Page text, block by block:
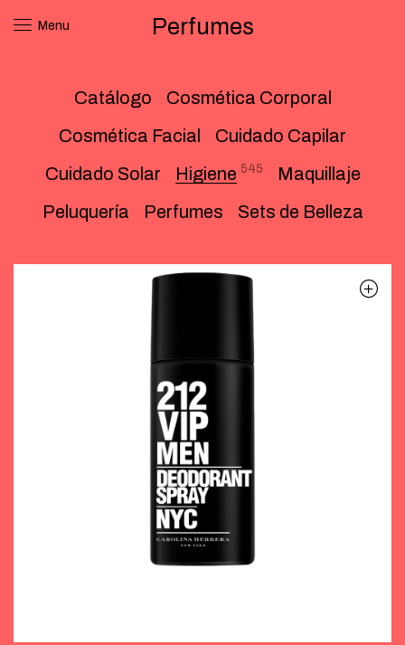
Menu Perfumes
Catálogo
Cosmética Corporal
Cosmética Facial
Cuidado Capilar
Cuidado Solar
Higiene 545
Maquillaje
Peluquería
Perfumes Sets de Belleza